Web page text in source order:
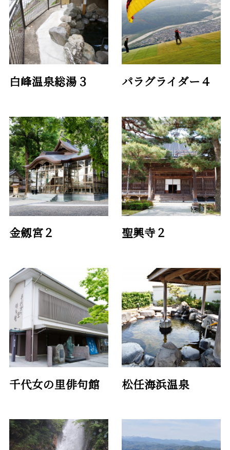
白峰温泉総湯３ パラグライダー４
金劔宮２ 聖興寺２
千代女の里俳句館 松任海浜温泉